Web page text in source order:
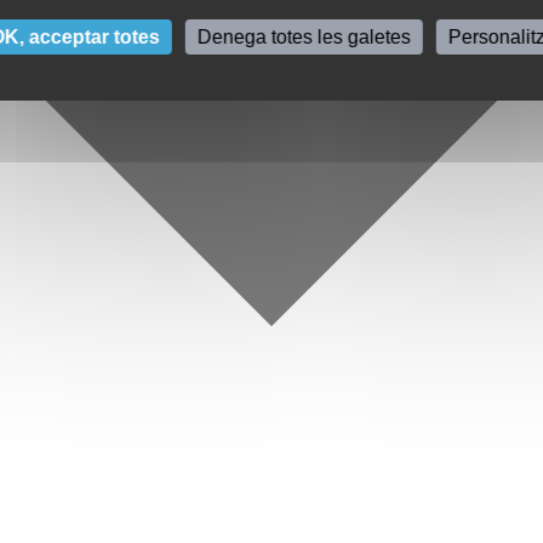
acceptar totes Denega totes les galetes